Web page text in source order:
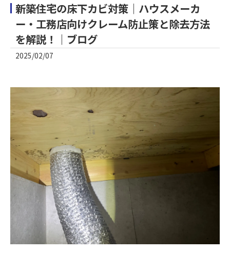
新築住宅の床下カビ対策｜ハウスメーカ
ー・工務店向けクレーム防止策と除去方法
を解説！｜ブログ
2025/02/07